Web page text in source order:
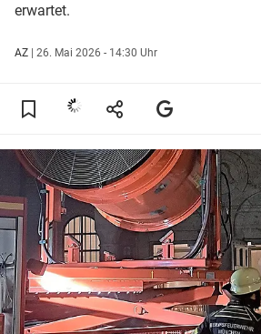
erwartet.
AZ | 26. Mai 2026 - 14:30 Uhr